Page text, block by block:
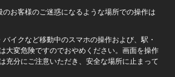
お客様のご迷惑になるような場所での操作は
イクなど移動中のスマホの操作および、駅・
大変危険ですのでおやめください。画面を操作
充分にご注意いただき、安全な場所に止まって